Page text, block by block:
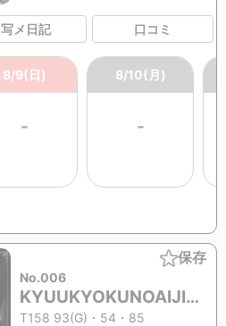
写メ日記 口コミ
8/9(日)
-
8/10(月)
-
保存
No.006
KYUUKYOKUNOAIJIN (28歳)
T158 93(G)・54・85